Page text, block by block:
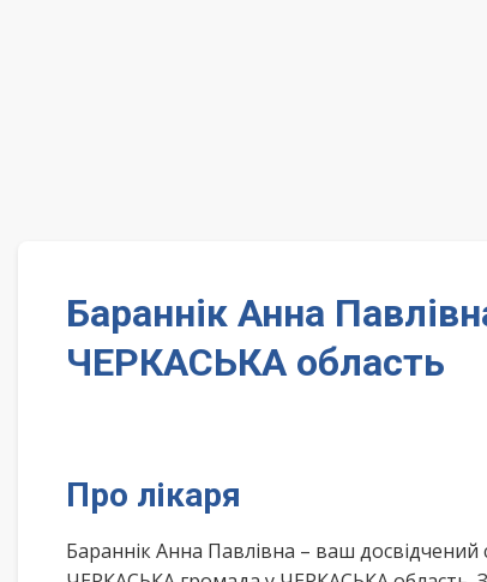
Бараннік Анна
ЧЕРКАСЬКА область
Про лікаря
Бараннік Анна Павлівна – ваш